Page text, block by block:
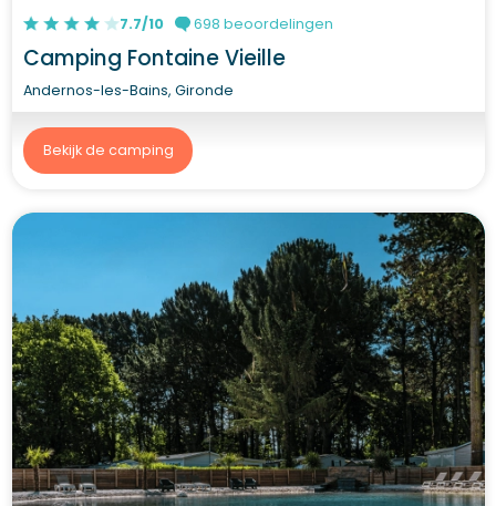
7.7/10 698 beoordelingen
Camping Fontaine Vieille
Andernos-les-Bains, Gironde
Bekijk de camping